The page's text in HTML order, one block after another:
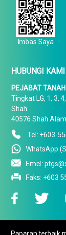
Imbas Saya
HUBUNGI KAMI
PEJABAT TANAH
Tingkat LG, 1, 3,
Shah
40576 Shah
Tel: +603-
WhatsApp
Emel:
Faks: +603